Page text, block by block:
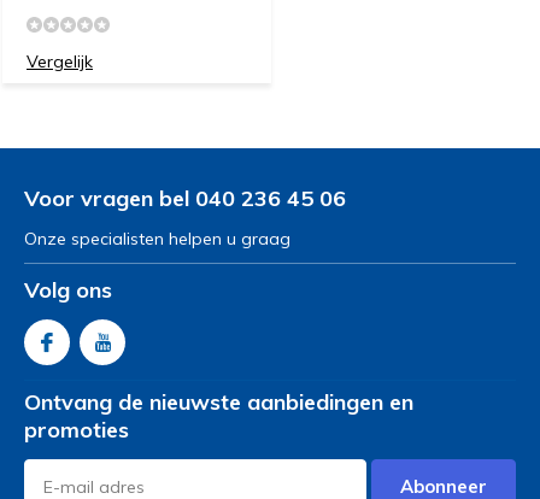
Vergelijk
Voor vragen bel 040 236 45 06
Onze specialisten helpen u graag
Volg ons
Ontvang de nieuwste aanbiedingen en
promoties
Abonneer